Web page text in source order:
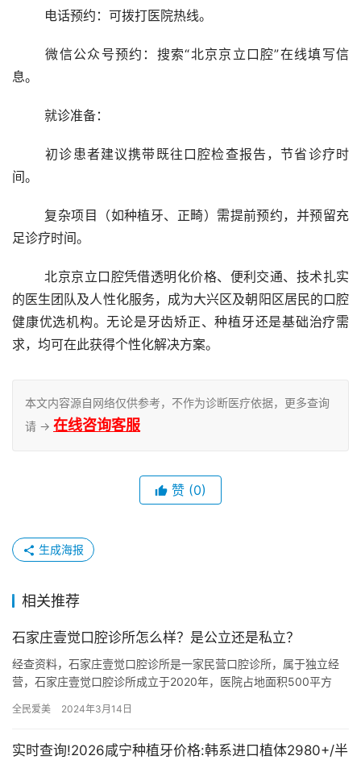
	电话预约：可拨打医院热线。
	微信公众号预约：搜索“北京京立口腔”在线填写信
息。
	就诊准备：
	初诊患者建议携带既往口腔检查报告，节省诊疗时
间。
足诊疗时间。
	北京京立口腔凭借透明化价格、便利交通、技术扎实
的医生团队及人性化服务，成为大兴区及朝阳区居民的口腔
健康优选机构。无论是牙齿矫正、种植牙还是基础治疗需
求，均可在此获得个性化解决方案。
本文内容源自网络仅供参考，不作为诊断医疗依据，更多查询
请 → 在线咨询客服
赞 (0)
生成海报
相关推荐
石家庄壹觉口腔诊所怎么样？是公立还是私立？
经查资料，石家庄壹觉口腔诊所是一家民营口腔诊所，属于独立经
营，石家庄壹觉口腔诊所成立于2020年，医院占地面积500平方
牙…
全民爱美 2024年3月14日
实时查询!2026咸宁种植牙价格:韩系进口植体2980+/半